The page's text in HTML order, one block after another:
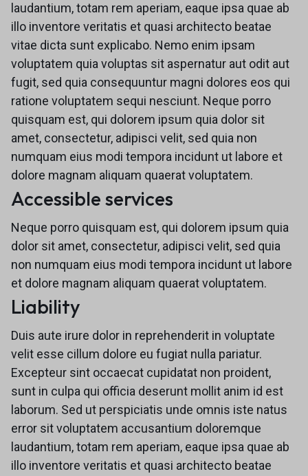
laudantium, totam rem aperiam, eaque ipsa quae ab
illo inventore veritatis et quasi architecto beatae
vitae dicta sunt explicabo. Nemo enim ipsam
voluptatem quia voluptas sit aspernatur aut odit aut
fugit, sed quia consequuntur magni dolores eos qui
ratione voluptatem sequi nesciunt. Neque porro
quisquam est, qui dolorem ipsum quia dolor sit
amet, consectetur, adipisci velit, sed quia non
numquam eius modi tempora incidunt ut labore et
dolore magnam aliquam quaerat voluptatem.
Accessible services
Neque porro quisquam est, qui dolorem ipsum quia
dolor sit amet, consectetur, adipisci velit, sed quia
non numquam eius modi tempora incidunt ut labore
et dolore magnam aliquam quaerat voluptatem.
Liability
Duis aute irure dolor in reprehenderit in voluptate
velit esse cillum dolore eu fugiat nulla pariatur.
Excepteur sint occaecat cupidatat non proident,
sunt in culpa qui officia deserunt mollit anim id est
laborum. Sed ut perspiciatis unde omnis iste natus
error sit voluptatem accusantium doloremque
laudantium, totam rem aperiam, eaque ipsa quae ab
illo inventore veritatis et quasi architecto beatae